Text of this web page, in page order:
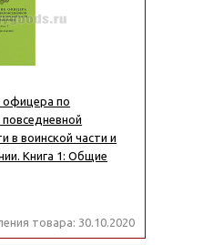
офицера по
в воинской части и
Книга 1: Общие
товара: 30.10.2020